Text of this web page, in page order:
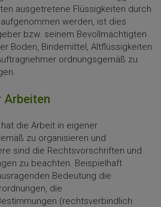
ausgetretene Flüssigkeiten durch
werden, ist dies
bzw. seinem Be­vollmächtigten
Boden, Bindemittel, Altflüssigkeiten
ordnungsgemäß zu
Arbeiten
die Arbeit in eigener
zu organisieren und
sind die Rechtsvorschriften und
zu beach­ten. Beispielhaft
Bedeutung die
die
(rechtsverbindlich